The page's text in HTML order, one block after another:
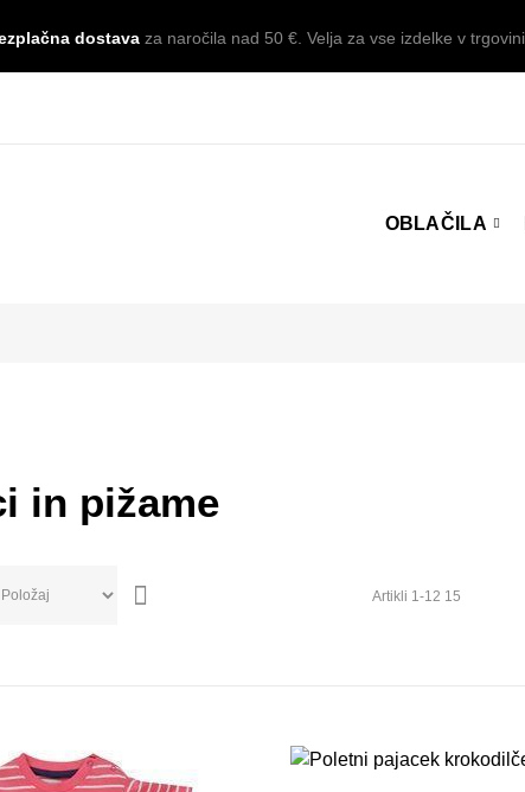
dostavaza naročila nad 50 €. Velja za vse izdelke v trgovini.
OBLAČILA
in pižame
Artikli 1-12 15